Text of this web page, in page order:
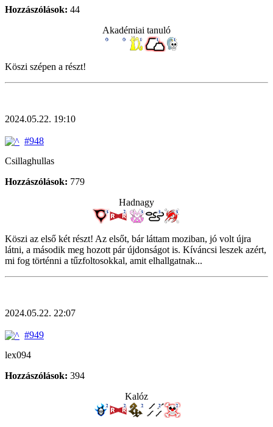
Hozzászólások: 44
Akadémiai tanuló
Köszi szépen a részt!
2024.05.22. 19:10
#948
Csillaghullas
Hozzászólások: 779
Hadnagy
Köszi az első két részt! Az elsőt, bár láttam moziban, jó volt újra
látni, a második meg hozott pár újdonságot is. Kíváncsi leszek azért,
mi fog történni a tűzfoltosokkal, amit elhallgatnak...
2024.05.22. 22:07
#949
lex094
Hozzászólások: 394
Kalóz